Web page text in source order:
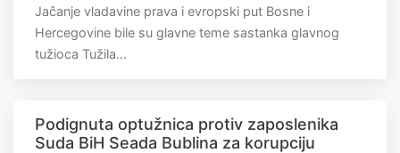
Jačanje vladavine prava i evropski put Bosne i
Hercegovine bile su glavne teme sastanka glavnog
tužioca Tužila...
Podignuta optužnica protiv zaposlenika
Suda BiH Seada Bublina za korupciju